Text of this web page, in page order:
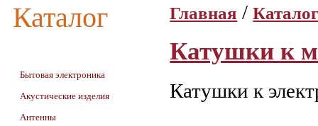
Каталог
Бытовая электроника
Акустические изделия
Антенны
Главная /
Катушки к
Катушки к